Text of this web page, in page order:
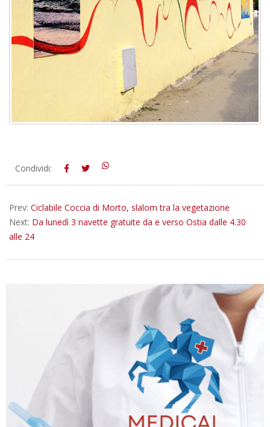
2018-
09-
Condividi:
Prev: Ciclabile Coccia di Morto, slalom tra la vegetazione
Next: Da lunedì 3 navette gratuite da e verso Ostia dalle 4.30
alle 24